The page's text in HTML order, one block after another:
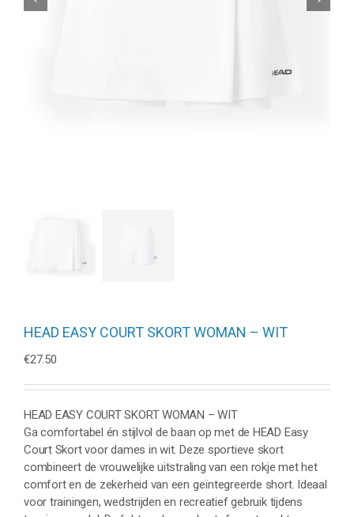
HEAD EASY COURT SKORT WOMAN – WIT
€27.50
HEAD EASY COURT SKORT WOMAN – WIT
Ga comfortabel én stijlvol de baan op met de HEAD Easy
Court Skort voor dames in wit. Deze sportieve skort
combineert de vrouwelijke uitstraling van een rokje met het
comfort en de zekerheid van een geïntegreerde short. Ideaal
voor trainingen, wedstrijden en recreatief gebruik tijdens